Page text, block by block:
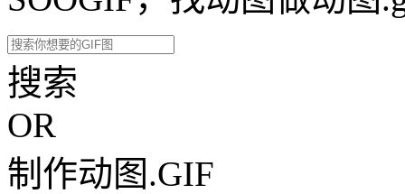
搜索
OR
制作动图.GIF